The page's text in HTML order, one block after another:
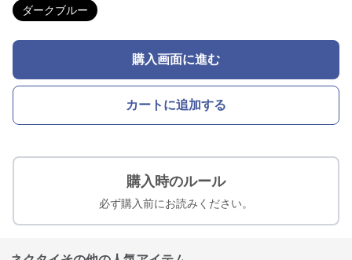
ダークブルー
購入画面に進む
カートに追加する
購入時のルール
必ず購入前にお読みください。